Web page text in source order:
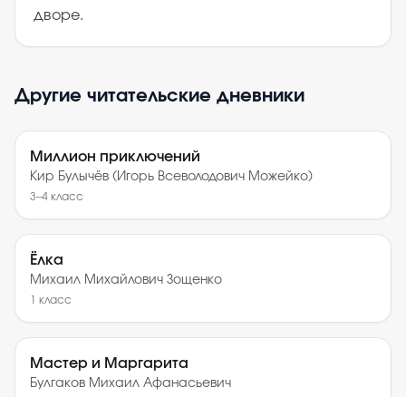
дворе.
Другие читательские дневники
Миллион приключений
Кир Булычёв (Игорь Всеволодович Можейко)
3–4 класс
Ёлка
Михаил Михайлович Зощенко
1 класс
Мастер и Маргарита
Булгаков Михаил Афанасьевич